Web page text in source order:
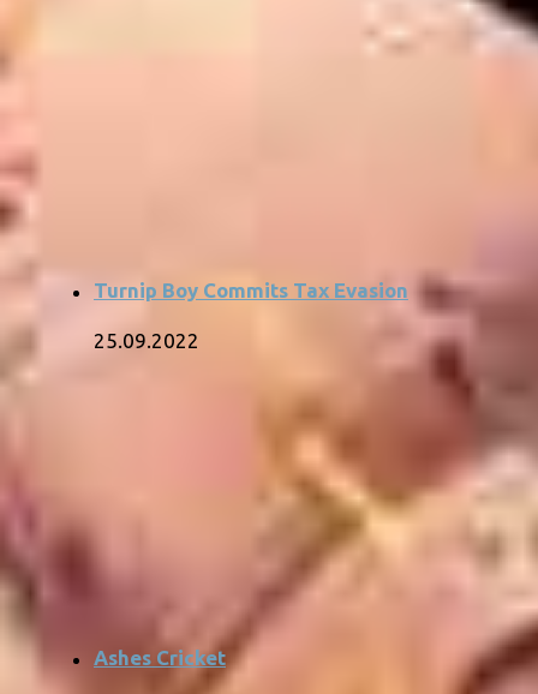
Turnip Boy Commits Tax Evasion
25.09.2022
Ashes Cricket